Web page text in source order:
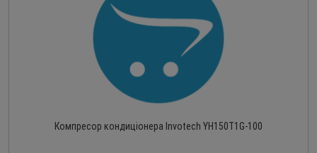
Компресор кондиціонера Invotech YH150T1G-100